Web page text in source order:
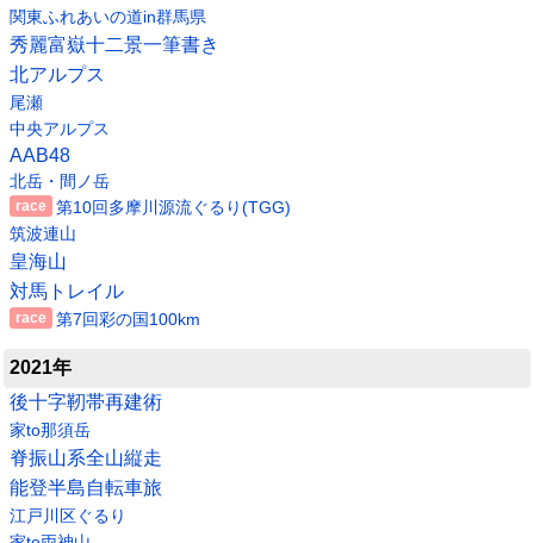
関東ふれあいの道in群馬県
秀麗富嶽十二景一筆書き
北アルプス
尾瀬
中央アルプス
AAB48
北岳・間ノ岳
第10回多摩川源流ぐるり(TGG)
筑波連山
皇海山
対馬トレイル
第7回彩の国100km
2021年
後十字靭帯再建術
家to那須岳
脊振山系全山縦走
能登半島自転車旅
江戸川区ぐるり